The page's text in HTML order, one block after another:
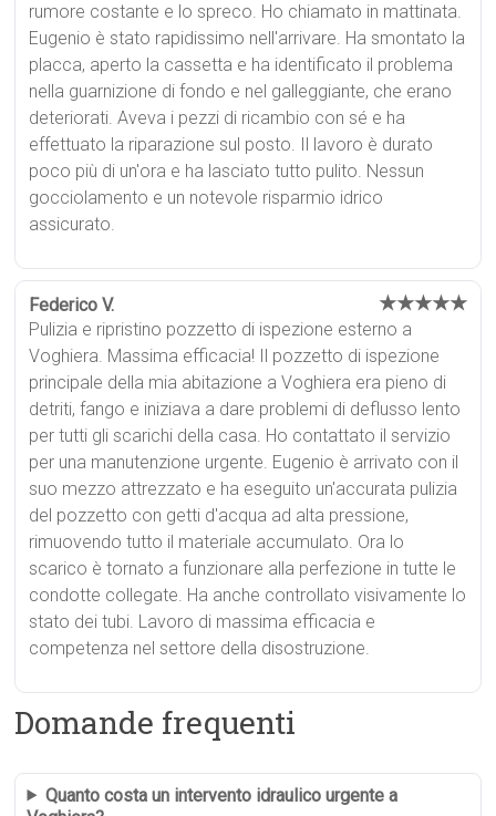
rumore costante e lo spreco. Ho chiamato in mattinata.
Eugenio è stato rapidissimo nell'arrivare. Ha smontato la
placca, aperto la cassetta e ha identificato il problema
nella guarnizione di fondo e nel galleggiante, che erano
deteriorati. Aveva i pezzi di ricambio con sé e ha
effettuato la riparazione sul posto. Il lavoro è durato
poco più di un'ora e ha lasciato tutto pulito. Nessun
gocciolamento e un notevole risparmio idrico
assicurato.
Federico V. ★★★★★
Pulizia e ripristino pozzetto di ispezione esterno a
Voghiera. Massima efficacia! Il pozzetto di ispezione
principale della mia abitazione a Voghiera era pieno di
detriti, fango e iniziava a dare problemi di deflusso lento
per tutti gli scarichi della casa. Ho contattato il servizio
per una manutenzione urgente. Eugenio è arrivato con il
suo mezzo attrezzato e ha eseguito un'accurata pulizia
del pozzetto con getti d'acqua ad alta pressione,
rimuovendo tutto il materiale accumulato. Ora lo
scarico è tornato a funzionare alla perfezione in tutte le
condotte collegate. Ha anche controllato visivamente lo
stato dei tubi. Lavoro di massima efficacia e
competenza nel settore della disostruzione.
Domande frequenti
Quanto costa un intervento idraulico urgente a